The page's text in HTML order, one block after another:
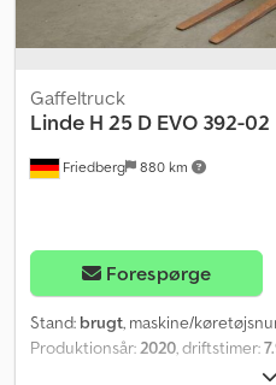
Forudindstilling af mastposition
Crjdpszkwl Nsfx Aknof -
Friedberg 880 km
Gaffeltruck
Linde H 25 D EVO 392-02
Forespørge
Stand: brugt, maskine/
Produktionsår: 2020 , driftstimer:
, fri